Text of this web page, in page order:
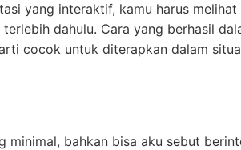
yang interaktif, kamu harus melihat
dahulu. Cara yang berhasil
cocok untuk diterapkan dalam
minimal, bahkan bisa aku sebut